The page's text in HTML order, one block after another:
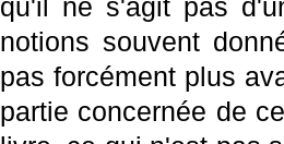
qu'il ne s'agit pas
notions souvent
pas forcément plus
partie concernée de